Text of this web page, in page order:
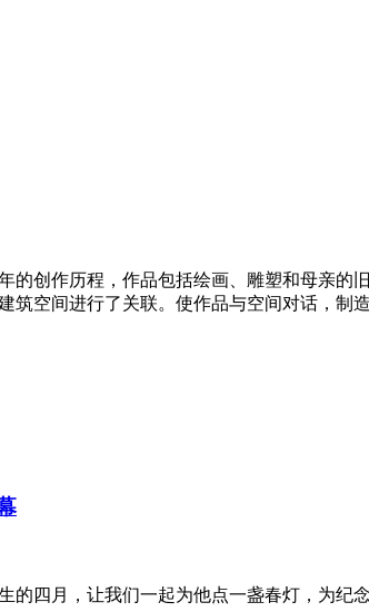
的创作历程，作品包括绘画、雕塑和母亲的
空间进行了关联。使作品与空间对话，制
四月，让我们一起为他点一盏春灯，为纪